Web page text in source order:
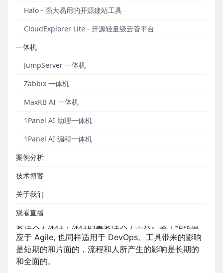
Halo - 强大易用的开源建站工具
CloudExplorer Lite - 开源轻量级云管平台
一体机
JumpServer 一体机
Zabbix 一体机
MaxKB AI 一体机
1Panel AI 助理一体机
1Panel AI 编程一体机
案例分析
技术博客
关于我们
观看直播
如何才能实现 DevOps 呢？很多人会不假思索地告诉
是，DevOps 变成了一个简单的问题，选择 Chef 还是
Puppet。这并不奇怪，在开源软件盛行的今天，各种
软件声称自己是 DevOps 工具，而人们通常不会去思
考一项新技术或者新思路背后的缘由，人们需要的
如同 Agile，把 DevOps 等同于工具层面的
在国内 Cloud Native 应用开发时代即将开启的今天，
充分认识 DevOps 是很有必要的（注 4）。
（一）DevOps 不仅仅是工具
DevOps 是 Agile 的延伸，Ailge 依靠 Dev & Biz 部门
紧密协作，通过增量交付的方式来解决需求多变的难
Ops 的紧密协作提高软件交付的质量和频率。人的重
要性大于流程，流程的重要性大于工具。这个结论适
应于 Agile, 也同样适用于 DevOps。工具带来的影响
是短期的和片面的，流程和人所产生的影响是长期的
和全面的。